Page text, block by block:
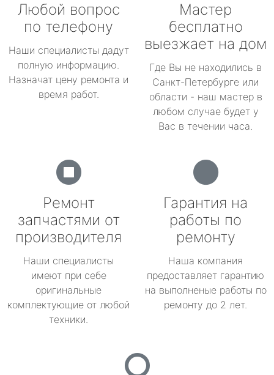
Любой вопрос
по телефону
Наши специалисты дадут
полную информацию.
Назначат цену ремонта и
время работ.
Мастер
бесплатно
выезжает на дом
Где Вы не находились в
Санкт-Петербурге или
области - наш мастер в
любом случае будет у
Вас в течении часа.
Ремонт
запчастями от
производителя
Наши специалисты
имеют при себе
оригинальные
комплектующие от любой
техники.
Гарантия на
работы по
ремонту
Наша компания
предоставляет гарантию
на выполненые работы по
ремонту до 2 лет.